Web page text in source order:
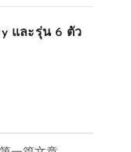
และรุ่น 6 ตัว